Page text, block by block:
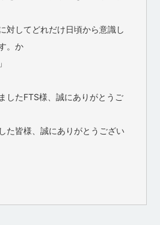
対してどれだけ日頃から意識し
。か
したFTS様、誠にありがとうご
た皆様、誠にありがとうござい